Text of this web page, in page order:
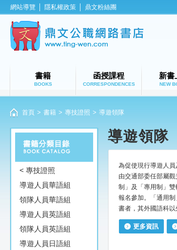
網站導覽 隱私權政策 鼎文粉絲團
鼎文
書籍
BOOKS
函授課程
CORRESPONDENCES
新書
NEW
首頁 > 書籍 > 專技證照 > 導遊領隊
< 專技證照
導遊人員華語組
領隊人員華語組
導遊人員英語組
領隊人員英語組
導遊人員日語組
導遊領隊
為促使現行導遊人
由交通部委任部屬
制」及「專用制」
報名參加。「通用
書者，其外國語科
更多資訊